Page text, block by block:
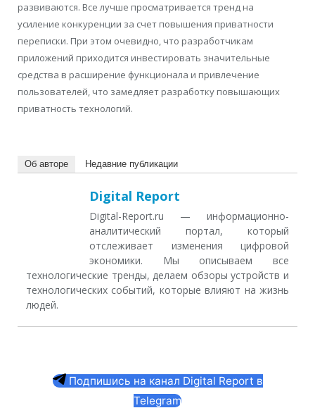
развиваются. Все лучше просматривается тренд на
усиление конкуренции за счет повышения приватности
переписки. При этом очевидно, что разработчикам
приложений приходится инвестировать значительные
средства в расширение функционала и привлечение
пользователей, что замедляет разработку повышающих
приватность технологий.
Об авторе Недавние публикации
Digital Report
Digital-Report.ru — информационно-
аналитический портал, который
отслеживает изменения цифровой
экономики. Мы описываем все
технологические тренды, делаем обзоры устройств и
технологических событий, которые влияют на жизнь
людей.
Подпишись на канал Digital Report в
Telegram